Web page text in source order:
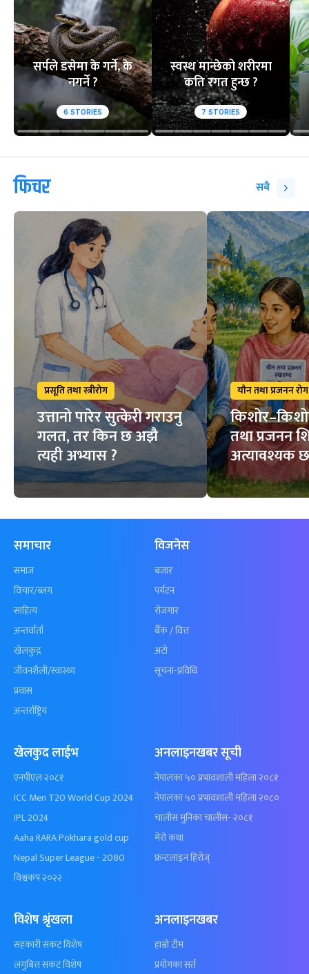
सर्पले डसेमा के गर्ने, के
नगर्ने ?
6 STORIES
स्वस्थ मान्छेको शरीरमा
कति रगत हुन्छ ?
7 STORIES
फिचर सबै
प्रसूति तथा स्त्रीरोग
उत्तानो पारेर सुत्केरी गराउनु
गलत, तर किन छ अझै
त्यही अभ्यास ?
यौन तथा प्रजनन रोग
तथा प्रजनन
अत्यावश्यक
समाचार
समाज
विचार/ब्लग
साहित्य
अन्तर्वार्ता
खेलकुद़़
जीवनशैली/स्वास्थ्य
प्रवास
अन्तर्राष्ट्रिय
विजनेस
बजार
पर्यटन
रोजगार
बैँक / वित्त
अटो
सूचना-प्रविधि
खेलकुद लाईभ
एनपीएल २०८१
ICC Men T20 World Cup 2024
IPL 2024
Aaha RARA Pokhara gold cup
Nepal Super League - 2080
विश्वकप २०२२
अनलाइनखबर सूची
नेपालका ५० प्रभावशाली महिला २०८१
नेपालका ५० प्रभावशाली महिला २०८०
चालीस मुनिका चालीस- २०८१
मेरो कथा
फ्रन्टलाइन हिरोज्
विशेष श्रृंखला
सहकारी संकट विशेष
लगुबित्त संकट विशेष
अनलाइनखबर
हाम्रो टीम
प्रयोगका सर्त